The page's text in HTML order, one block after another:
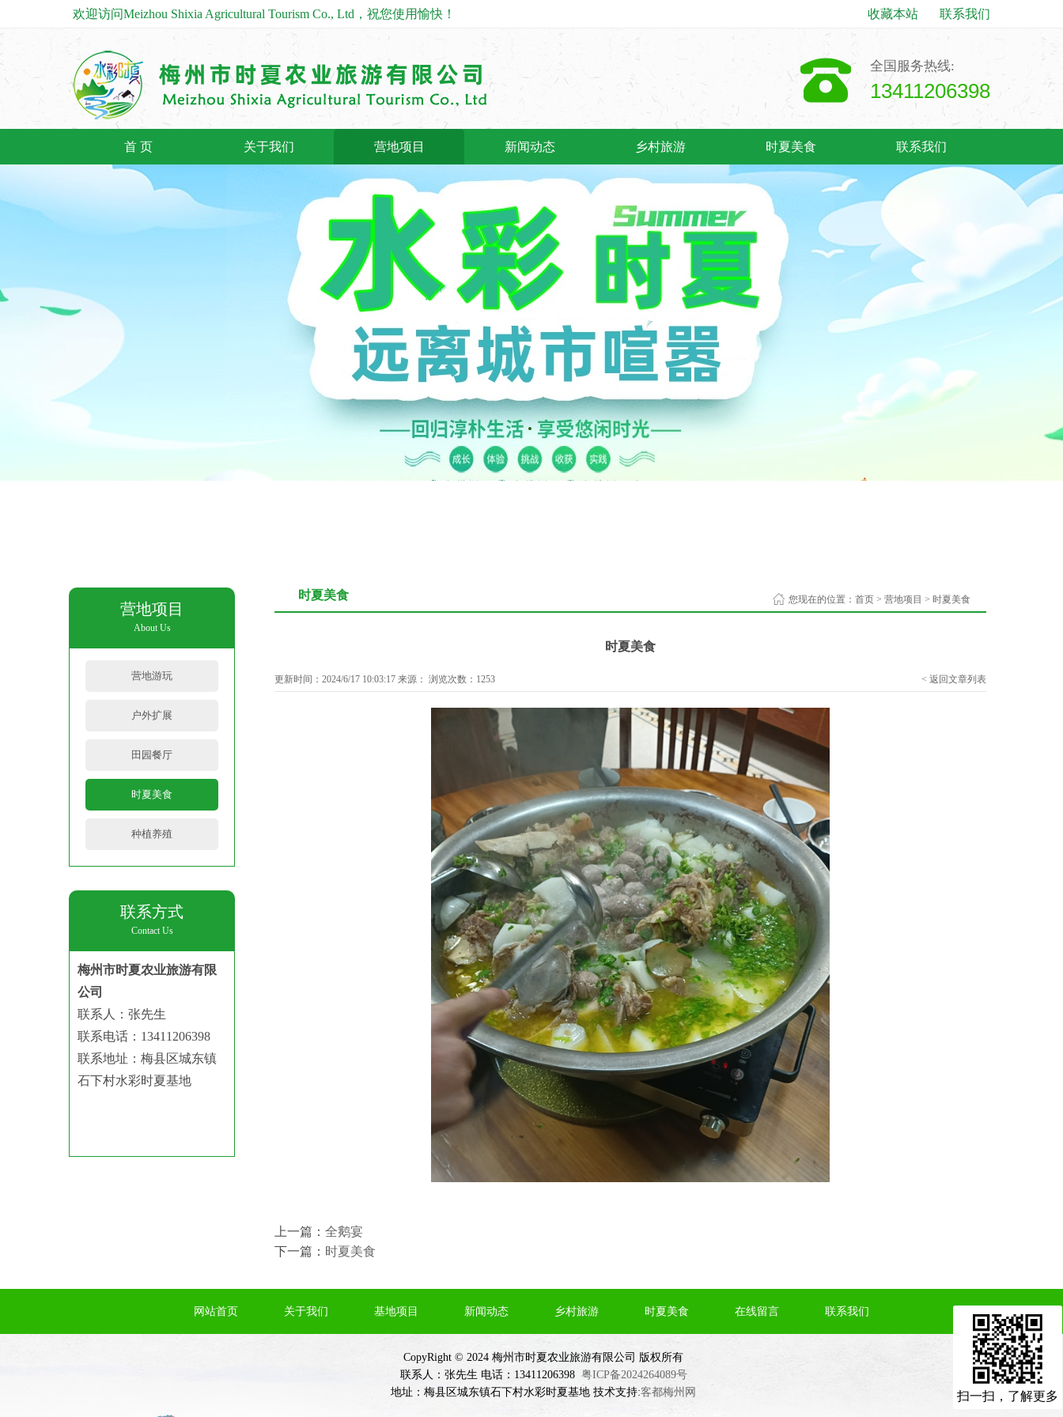
欢迎访问Meizhou Shixia Agricultural Tourism Co., Ltd，祝您使用愉快！ 收藏本站 联系我们
全国服务热线:
13411206398
首 页 关于我们 营地项目 新闻动态 乡村旅游 时夏美食 联系我们
营地项目
About Us
营地游玩
户外扩展
田园餐厅
时夏美食
种植养殖
联系方式
Contact Us
梅州市时夏农业旅游有限
公司
联系人： 张先生
联系电话： 13411206398
联系地址： 梅县区城东镇
石下村水彩时夏基地
时夏美食 您现在的位置： 首页 > 营地项目 > 时夏美食
时夏美食
更新时间：2024/6/17 10:03:17 来源： 浏览次数：1253 < 返回文章列表
上一篇： 全鹅宴
下一篇： 时夏美食
网站首页 关于我们 基地项目 新闻动态 乡村旅游 时夏美食 在线留言 联系我们
CopyRight © 2024 梅州市时夏农业旅游有限公司 版权所有
联系人：张先生 电话：13411206398 粤ICP备2024264089号
地址：梅县区城东镇石下村水彩时夏基地 技术支持:客都梅州网 扫一扫，了解更多